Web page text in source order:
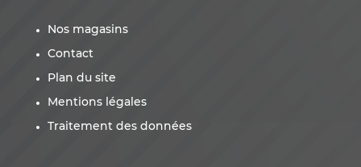
Nos magasins
Contact
Plan du site
Mentions légales
Traitement des données